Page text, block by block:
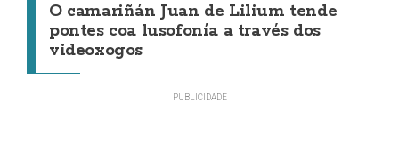
O camariñán Juan de Lilium tende
pontes coa lusofonía a través dos
videoxogos